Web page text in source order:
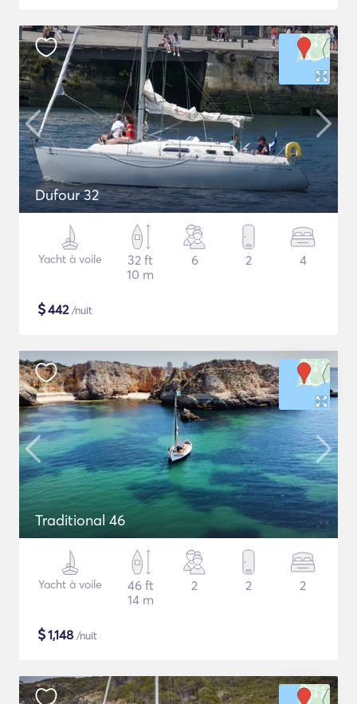
Dufour 32
Yacht à voile
32 ft
10 m
6 2 4
$442/nuit
Traditional 46
Yacht à voile
46 ft
14 m
2 2 2
$1,148 /nuit